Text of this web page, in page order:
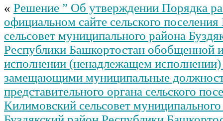
« Решение ” Об утверждении Порядка
официальном сайте сельского
сельсовет муниципального района
Республики Башкортостан обобщенной
исполнении (ненадлежащем
замещающими муниципальные
представительного органа сельского
Килимовский сельсовет